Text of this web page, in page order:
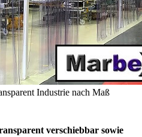
Industrie nach Maß
verschiebbar sowie